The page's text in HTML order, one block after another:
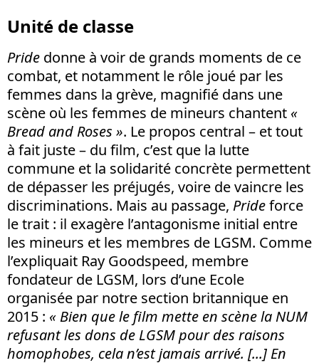
Unité de classe
Pride donne à voir de grands moments de ce
combat, et notamment le rôle joué par les
femmes dans la grève, magnifié dans une
scène où les femmes de mineurs chantent «
Bread and Roses ». Le propos central – et tout
à fait juste – du film, c’est que la lutte
commune et la solidarité concrète permettent
de dépasser les préjugés, voire de vaincre les
discriminations. Mais au passage, Prideforce
le trait : il exagère l’antagonisme initial entre
les mineurs et les membres de LGSM. Comme
l’expliquait Ray Goodspeed, membre
fondateur de LGSM, lors d’une Ecole
organisée par notre section britannique en
2015 : « Bien que le film mette en scène la NUM
refusant les dons de LGSM pour des raisons
homophobes, cela n’est jamais arrivé. [...] En